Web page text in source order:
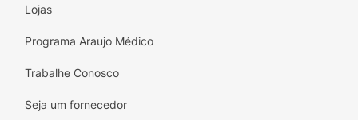
Lojas
Programa Araujo Médico
Trabalhe Conosco
Seja um fornecedor